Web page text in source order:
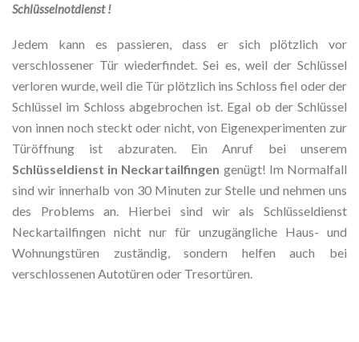
Schlüsselnotdienst !
Jedem kann es passieren, dass er sich plötzlich vor
verschlossener Tür wiederfindet. Sei es, weil der Schlüssel
verloren wurde, weil die Tür plötzlich ins Schloss fiel oder der
Schlüssel im Schloss abgebrochen ist. Egal ob der Schlüssel
von innen noch steckt oder nicht, von Eigenexperimenten zur
Türöffnung ist abzuraten. Ein Anruf bei unserem
Schlüsseldienst in Neckartailfingen genügt! Im Normalfall
sind wir innerhalb von 30 Minuten zur Stelle und nehmen uns
des Problems an. Hierbei sind wir als Schlüsseldienst
Neckartailfingen nicht nur für unzugängliche Haus- und
Wohnungstüren zuständig, sondern helfen auch bei
verschlossenen Autotüren oder Tresortüren.